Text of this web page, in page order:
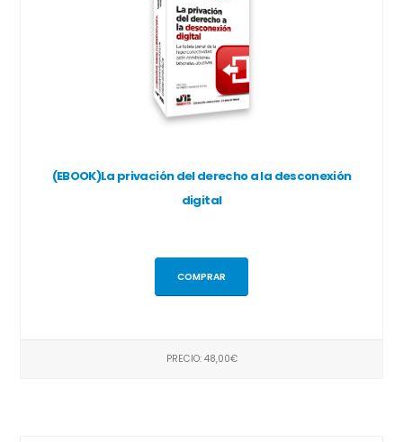
(EBOOK)La privación del derecho a la desconexión
digital
COMPRAR
PRECIO: 48,00€